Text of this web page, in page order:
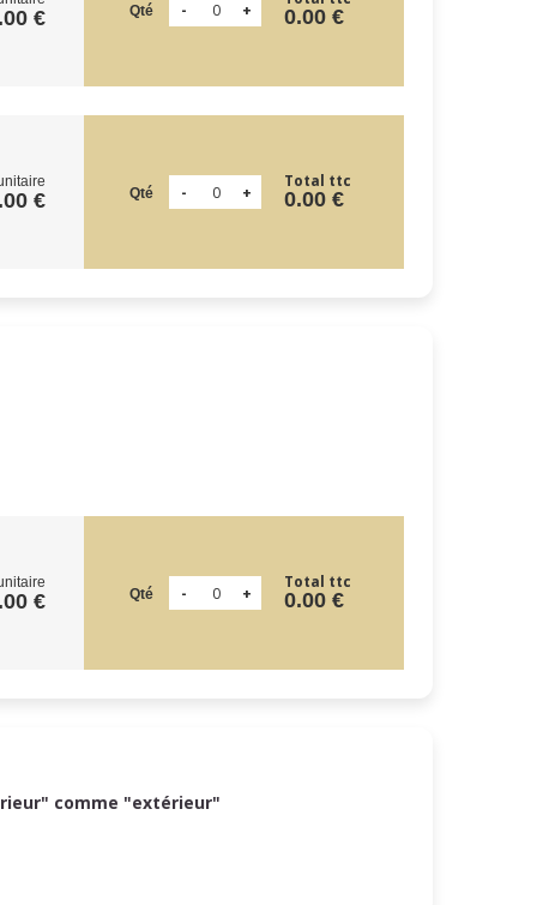
€ Qté 0.00 €
€ Qté
Total ttc
0.00 €
€ Qté
Total ttc
0.00 €
comme "extérieur"